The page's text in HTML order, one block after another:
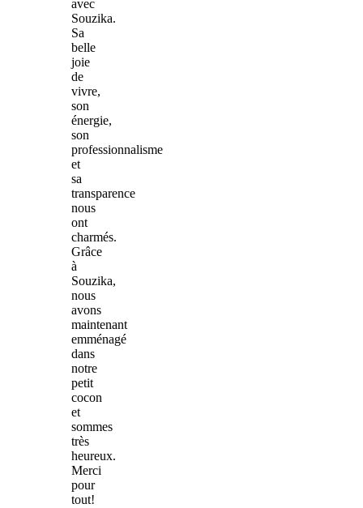
avec
Souzika.
Sa
belle
joie
de
vivre,
son
énergie,
son
professionnalisme
et
sa
transparence
nous
ont
charmés.
Grâce
à
Souzika,
nous
avons
maintenant
emménagé
dans
notre
petit
cocon
et
sommes
très
heureux.
Merci
pour
tout!